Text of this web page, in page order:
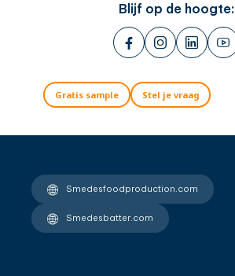
Blijf op de hoogte:
Gratis sample Stel je vraag
Smedesfoodproduction.com
Smedesbatter.com